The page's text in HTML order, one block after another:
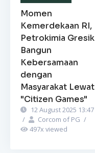
Momen
Kemerdekaan RI,
Petrokimia Gresik
Bangun
Kebersamaan
dengan
Masyarakat Lewat
"Citizen Games"
12 August 2025 13:47
/
Corcom of PG /
497x viewed